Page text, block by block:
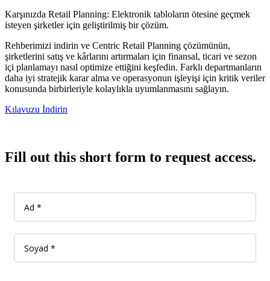
Karşınızda Retail Planning: Elektronik tabloların ötesine geçmek
isteyen şirketler için geliştirilmiş bir çözüm.
Rehberimizi indirin ve Centric Retail Planning çözümünün,
şirketlerini satış ve kârlarını artırmaları için finansal, ticari ve sezon
içi planlamayı nasıl optimize ettiğini keşfedin. Farklı departmanların
daha iyi stratejik karar alma ve operasyonun işleyişi için kritik veriler
konusunda birbirleriyle kolaylıkla uyumlanmasını sağlayın.
Kılavuzu İndirin
Fill out this short form to request access.